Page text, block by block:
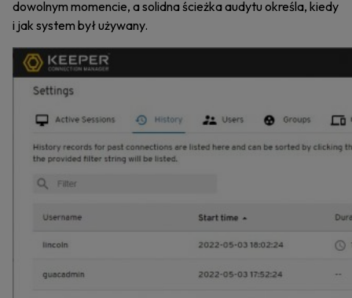
dowolnym momencie, a solidna ścieżka audytu określa, kiedy
i jak system był używany.